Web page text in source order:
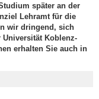
später an der
Lehramt für die
wir dringend, sich
Koblenz-
erhalten Sie auch in